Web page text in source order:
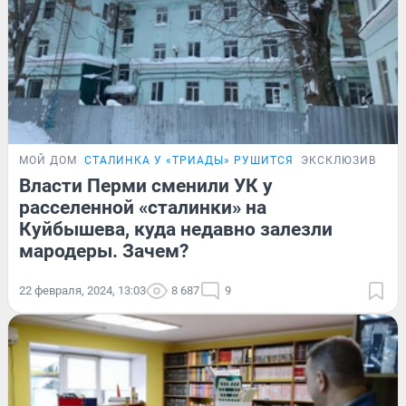
МОЙ ДОМ СТАЛИНКА У «ТРИАДЫ» РУШИТСЯ ЭКСКЛЮЗИВ
Власти Перми сменили УК у
расселенной «сталинки» на
Куйбышева, куда недавно залезли
мародеры. Зачем?
22 февраля, 2024, 13:03 8 687 9